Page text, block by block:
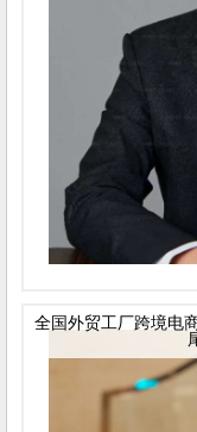
全国外贸工厂跨境电